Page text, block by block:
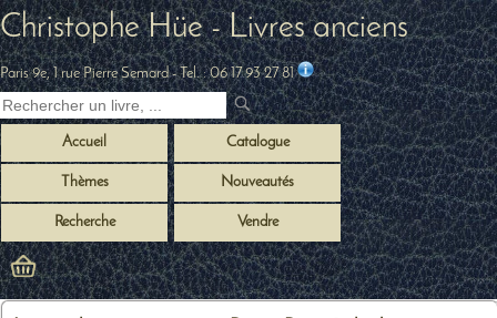
Christophe Hüe - Livres anciens
Paris 9e, 1 rue Pierre Semard- Tel. :06 17 93 27 81
Accueil Catalogue
Thèmes Nouveautés
Recherche Vendre